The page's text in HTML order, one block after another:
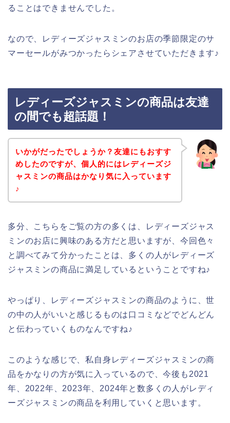
ることはできませんでした。
なので、レディーズジャスミンのお店の季節限定のサ
マーセールがみつかったらシェアさせていただきます♪
レディーズジャスミンの商品は友達
の間でも超話題！
いかがだったでしょうか？友達にもおすす
めしたのですが、個人的にはレディーズジ
ャスミンの商品はかなり気に入っています
♪
多分、こちらをご覧の方の多くは、レディーズジャス
ミンのお店に興味のある方だと思いますが、今回色々
と調べてみて分かったことは、多くの人がレディーズ
ジャスミンの商品に満足しているということですね♪
やっぱり、レディーズジャスミンの商品のように、世
の中の人がいいと感じるものは口コミなどでどんどん
と伝わっていくものなんですね♪
このような感じで、私自身レディーズジャスミンの商
品をかなりの方が気に入っているので、今後も2021
年、2022年、2023年、2024年と数多くの人がレディ
ーズジャスミンの商品を利用していくと思います。